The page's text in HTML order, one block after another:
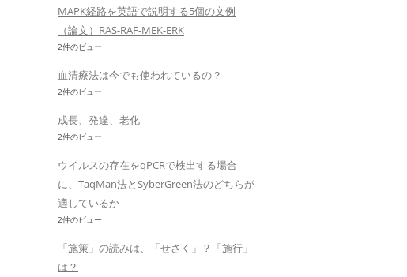
MAPK経路を英語で説明する5個の文例
（論文）RAS-RAF-MEK-ERK
2件のビュー
血清療法は今でも使われているの？
2件のビュー
成長、発達、老化
2件のビュー
ウイルスの存在をqPCRで検出する場合
に、TaqMan法とSyberGreen法のどちらが
適しているか
2件のビュー
「施策」の読みは、「せさく」？「施行」
は？